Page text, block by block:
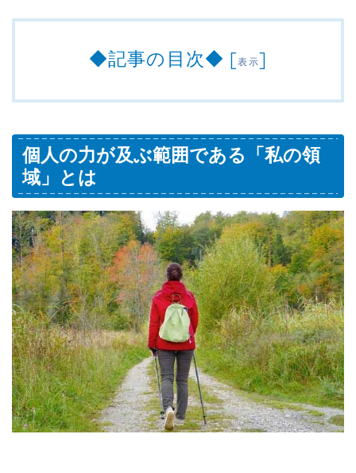
◆記事の目次◆ [表示]
個人の力が及ぶ範囲である「私の領
域」とは